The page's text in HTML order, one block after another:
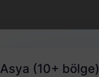
Asya (10+ bölge)